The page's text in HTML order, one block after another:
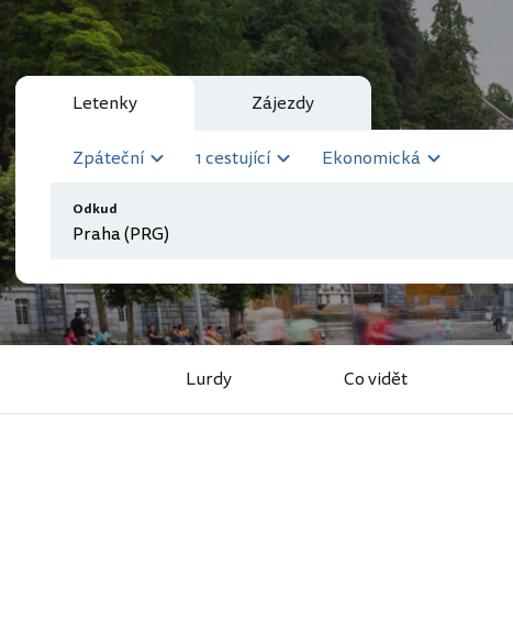
Letenky Zájezdy
Zpáteční 1 cestující Ekonomická
Odkud
Lurdy Co vidět